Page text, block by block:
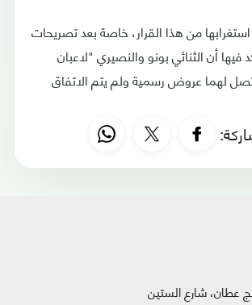
من هذا القرار، خاصة بعد تصريحات
فيها أن الثنائي بونو والنصيري "لاعبان
تصل لهما عروض رسمية ولم يتم الاتفاق
عطان، شارع الستين